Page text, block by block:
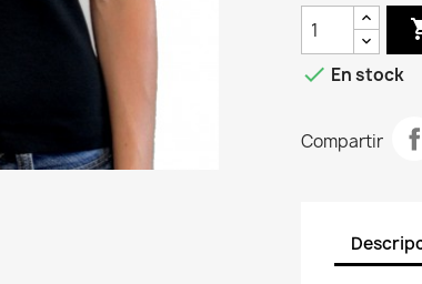
 En stock
Compartir